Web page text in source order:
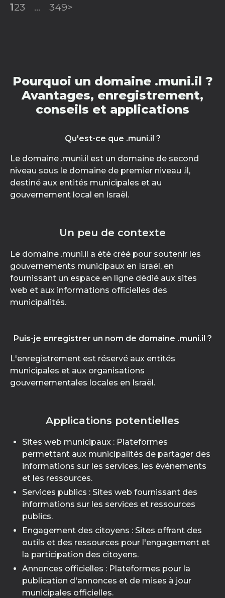
123 ... 349>
Pourquoi un domaine .muni.il ?
Avantages, enregistrement,
conseils et applications
Qu'est-ce que .muni.il ?
Le domaine .muni.il est un domaine de second
niveau sous le domaine de premier niveau .il,
destiné aux entités municipales et au
gouvernement local en Israël.
Un peu de contexte
Le domaine .muni.il a été créé pour soutenir les
gouvernements municipaux en Israël, en
fournissant un espace en ligne dédié aux sites
web et aux informations officielles des
municipalités.
Puis-je enregistrer un nom de domaine .muni.il ?
L'enregistrement est réservé aux entités
municipales et aux organisations
gouvernementales locales en Israël.
Applications potentielles
Sites web municipaux : Plateformes
permettant aux municipalités de partager des
informations sur les services, les événements
et les ressources.
Services publics : Sites web fournissant des
informations sur les services et ressources
publics.
Engagement des citoyens : Sites offrant des
outils et des ressources pour l'engagement et
la participation des citoyens.
Annonces officielles : Plateformes pour la
publication d'annonces et de mises à jour
municipales officielles.